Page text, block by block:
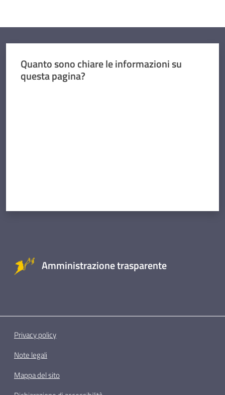
Quanto sono chiare le informazioni su
questa pagina?
Amministrazione trasparente
Privacy policy
Note legali
Mappa del sito